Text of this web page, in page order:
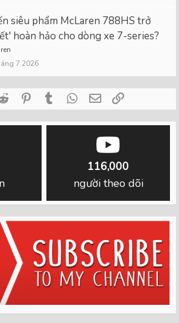
siêu phẩm McLaren 788HS trở
hoàn hảo cho dòng xe 7-series?
7 2026
Reddit PinterestTumblrWhatsApp
Email
116,000
người theo dõi